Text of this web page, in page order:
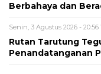
Berbahaya dan
Senin, 3 Agustus 2026 - 20:56
Rutan Tarutung
Penandatanganan